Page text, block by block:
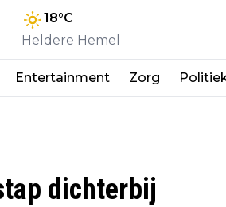
18°C
Heldere Hemel
Entertainment Zorg
dichterbij